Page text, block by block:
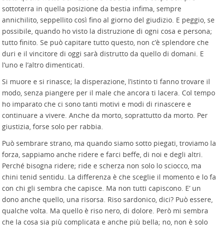
sottoterra in quella posizione da bestia infima, sempre
annichilito, seppellito così fino al giorno del giudizio. E peggio, se
possibile, quando ho visto la distruzione di ogni cosa e persona;
tutto finito. Se può capitare tutto questo, non c’è splendore che
duri e il vincitore di oggi sarà distrutto da quello di domani. E
l’uno e l’altro dimenticati.
Si muore e si rinasce; la disperazione, l’istinto ti fanno trovare il
modo, senza piangere per il male che ancora ti lacera. Col tempo
ho imparato che ci sono tanti motivi e modi di rinascere e
continuare a vivere. Anche da morto, soprattutto da morto. Per
giustizia, forse solo per rabbia.
Può sembrare strano, ma quando siamo sotto piegati, troviamo la
forza, sappiamo anche ridere e farci beffe, di noi e degli altri.
Perché bisogna ridere; ride e scherza non solo lo sciocco, ma
chini tenid sentidu. La differenza è che sceglie il momento e lo fa
con chi gli sembra che capisce. Ma non tutti capiscono. E’ un
dono anche quello, una risorsa. Riso sardonico, dici? Può essere,
qualche volta. Ma quello è riso nero, di dolore. Però mi sembra
che la cosa sia più complicata e anche più bella; no, non è solo